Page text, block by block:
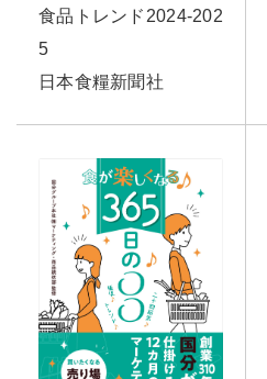
食品トレンド2024-202
5
日本食糧新聞社